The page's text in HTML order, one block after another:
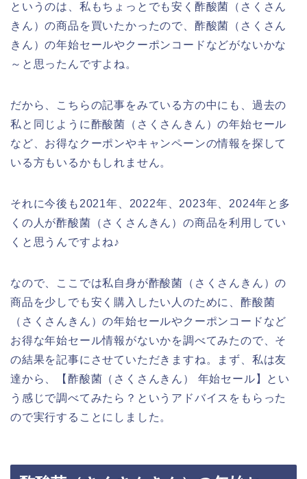
というのは、私もちょっとでも安く酢酸菌（さくさん
きん）の商品を買いたかったので、酢酸菌（さくさん
きん）の年始セールやクーポンコードなどがないかな
～と思ったんですよね。
だから、こちらの記事をみている方の中にも、過去の
私と同じように酢酸菌（さくさんきん）の年始セール
など、お得なクーポンやキャンペーンの情報を探して
いる方もいるかもしれません。
それに今後も2021年、2022年、2023年、2024年と多
くの人が酢酸菌（さくさんきん）の商品を利用してい
くと思うんですよね♪
なので、ここでは私自身が酢酸菌（さくさんきん）の
商品を少しでも安く購入したい人のために、酢酸菌
（さくさんきん）の年始セールやクーポンコードなど
お得な年始セール情報がないかを調べてみたので、そ
の結果を記事にさせていただきますね。まず、私は友
達から、【酢酸菌（さくさんきん） 年始セール】とい
う感じで調べてみたら？というアドバイスをもらった
ので実行することにしました。